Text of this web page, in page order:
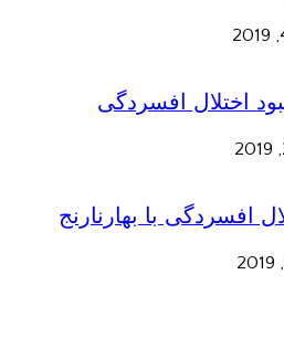
اختلال افسردگی
افسردگی با بهارنارنج